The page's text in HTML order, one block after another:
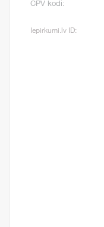
CPV kodi:
Iepirkumi.lv ID: